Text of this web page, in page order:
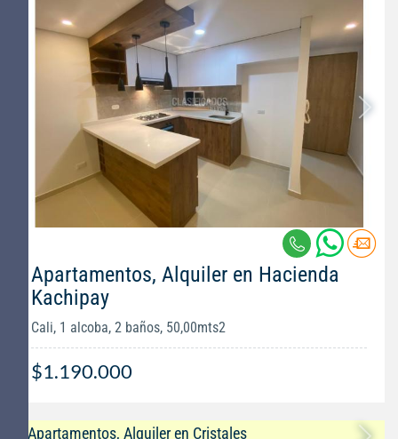
Apartamentos, Alquiler en Hacienda
Kachipay
Cali, 1 alcoba, 2 baños, 50,00mts2
$1.190.000